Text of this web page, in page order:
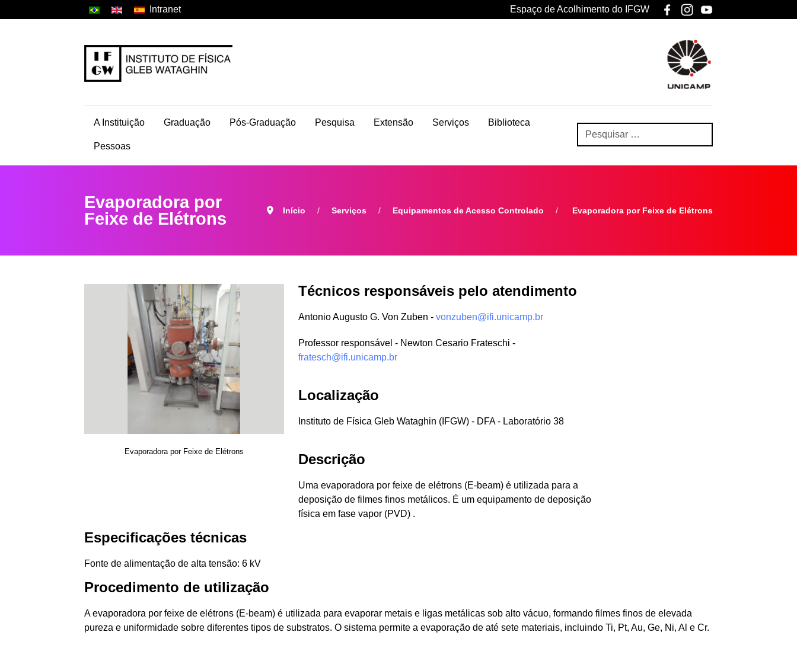
Intranet Espaço de Acolhimento do IFGW
A Instituição Graduação Pós-Graduação Pesquisa Extensão Serviços Biblioteca
Pessoas
Evaporadora por
Feixe de Elétrons
Início Serviços Equipamentos de Acesso Controlado Evaporadora por Feixe de Elétrons
Evaporadora por Feixe de Elétrons
Técnicos responsáveis pelo atendimento
Antonio Augusto G. Von Zuben -vonzuben@ifi.unicamp.br
Professor responsável - Newton Cesario Frateschi -
fratesch@ifi.unicamp.br
Localização
Instituto de Física Gleb Wataghin (IFGW) - DFA - Laboratório 38
Descrição
Uma evaporadora por feixe de elétrons (E-beam) é utilizada para a
deposição de filmes finos metálicos. É um equipamento de deposição
física em fase vapor (PVD) .
Especificações técnicas
Fonte de alimentação de alta tensão: 6 kV
Procedimento de utilização
A evaporadora por feixe de elétrons (E-beam) é utilizada para evaporar metais e ligas metálicas sob alto vácuo, formando filmes finos de elevada
pureza e uniformidade sobre diferentes tipos de substratos. O sistema permite a evaporação de até sete materiais, incluindo Ti, Pt, Au, Ge, Ni, Al e Cr.